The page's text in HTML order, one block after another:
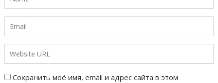
Сохранить моё имя, email и адрес сайта в этом